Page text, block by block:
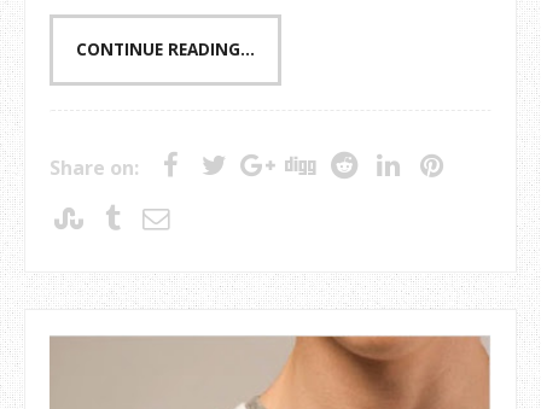
CONTINUE READING...
Share on: